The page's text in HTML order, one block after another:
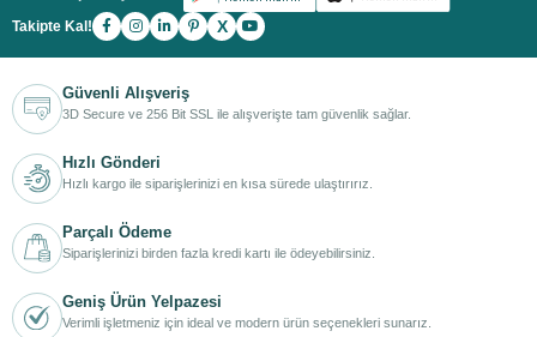
7. Montaj ve Servis Desteği Önemlidir
Duvar Tipi KlimaNasıl
Seçilir? Klima
Seçerken Dikkat
Edilmesi Gerekenler
Takipte Kal! X
Güvenli Alışveriş
3D Secure ve 256 Bit SSL ile alışverişte tam güvenlik sağlar.
Hızlı Gönderi
Hızlı kargo ile siparişlerinizi en kısa sürede ulaştırırız.
Parçalı Ödeme
Siparişlerinizi birden fazla kredi kartı ile ödeyebilirsiniz.
Geniş Ürün Yelpazesi
Verimli işletmeniz için ideal ve modern ürün seçenekleri sunarız.